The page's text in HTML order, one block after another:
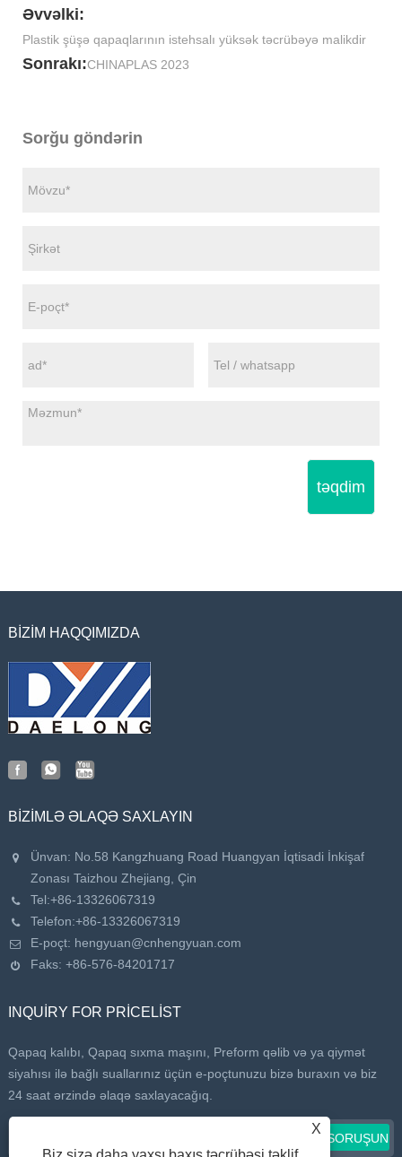
Əvvəlki:
Plastik şüşə qapaqlarının istehsalı yüksək təcrübəyə malikdir
Sonrakı:CHINAPLAS 2023
Sorğu göndərin
təqdim
BIZIM HAQQIMIZDA
BIZIMLƏ ƏLAQƏ SAXLAYIN
Ünvan: No.58 Kangzhuang Road Huangyan İqtisadi İnkişaf
Zonası Taizhou Zhejiang, Çin
Tel:+86-13326067319
Telefon:+86-13326067319
E-poçt: hengyuan@cnhengyuan.com
Faks: +86-576-84201717
INQUIRY FOR PRICELIST
Qapaq kalıbı, Qapaq sıxma maşını, Preform qəlib və ya qiymət
siyahısı ilə bağlı suallarınız üçün e-poçtunuzu bizə buraxın və biz
24 saat ərzində əlaqə saxlayacağıq.
X